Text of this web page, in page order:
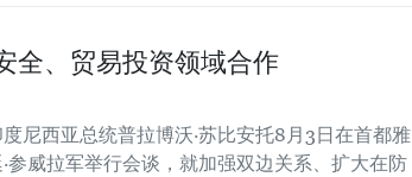
全、贸易投资领域合作
尼西亚总统普拉博沃·苏比安托8月3日在首都雅
参威拉军举行会谈，就加强双边关系、扩大在防